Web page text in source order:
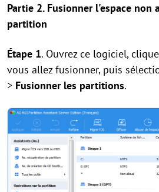
Partie 2. Fusionner l'espace non
partition
Étape 1. Ouvrez ce logiciel,
vous allez fusionner, puis
> Fusionner les partitions.